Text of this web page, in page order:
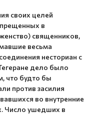
своих целей
в
священников,
весьма
несториан с
дело было
что будто бы
против засилия
во внутренние
Число ушедших в